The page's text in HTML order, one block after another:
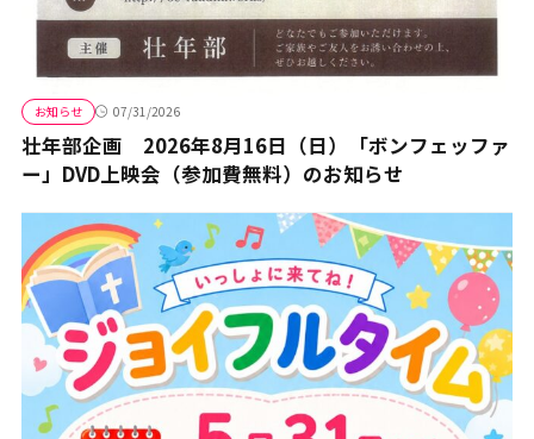
お知らせ 07/31/2026
壮年部企画 2026年8月16日（日）「ボンフェッファ
ー」DVD上映会（参加費無料）のお知らせ